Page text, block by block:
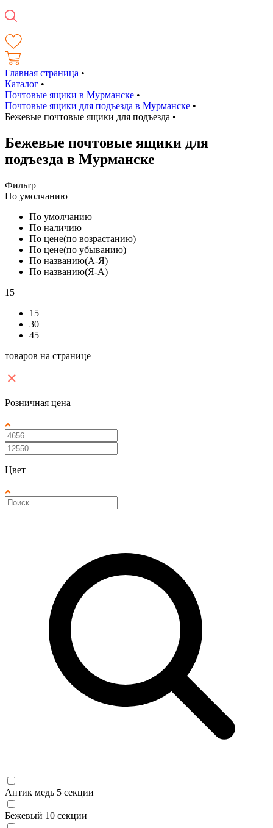
Главная страница •
Каталог •
Почтовые ящики в Мурманске •
Почтовые ящики для подъезда в Мурманске •
Бежевые почтовые ящики для подъезда •
Бежевые почтовые ящики для
подъезда в Мурманске
Фильтр
По умолчанию
По умолчанию
По наличию
По цене(по возрастанию)
По цене(по убыванию)
По названию(А-Я)
По названию(Я-А)
15
15
30
45
товаров на странице
Розничная цена
Цвет
Антик медь 5 секции
Бежевый 10 секции